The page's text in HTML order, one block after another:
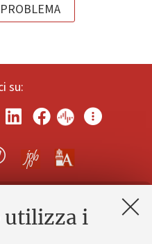
utilizza i
su:
PEC